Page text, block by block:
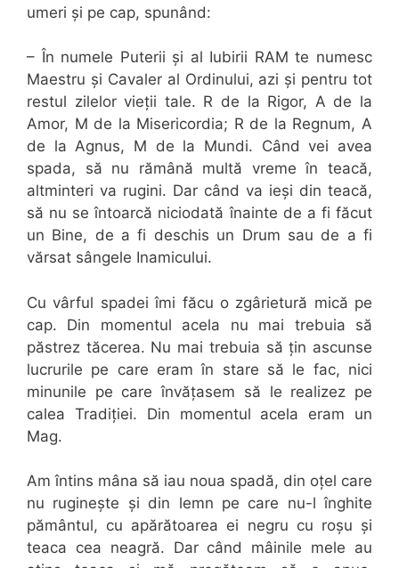
umeri și pe cap, spunând:
– În numele Puterii și al Iubirii RAM te numesc
Maestru și Cavaler al Ordinului, azi și pentru tot
restul zilelor vieții tale. R de la Rigor, A de la
Amor, M de la Misericordia; R de la Regnum, A
de la Agnus, M de la Mundi. Când vei avea
spada, să nu rămână multă vreme în teacă,
altminteri va rugini. Dar când va ieși din teacă,
să nu se întoarcă niciodată înainte de a fi făcut
un Bine, de a fi deschis un Drum sau de a fi
vărsat sângele Inamicului.
Cu vârful spadei îmi făcu o zgârietură mică pe
cap. Din momentul acela nu mai trebuia să
păstrez tăcerea. Nu mai trebuia să țin ascunse
lucrurile pe care eram în stare să le fac, nici
minunile pe care învățasem să le realizez pe
calea Tradiției. Din momentul acela eram un
Mag.
Am întins mâna să iau noua spadă, din oțel care
nu ruginește și din lemn pe care nu-l înghite
pământul, cu apărătoarea ei negru cu roșu și
teaca cea neagră. Dar când mâinile mele au